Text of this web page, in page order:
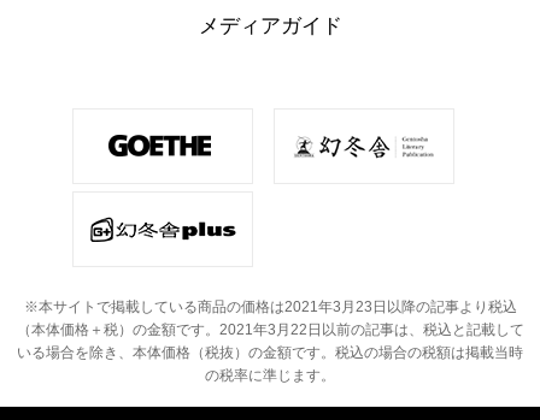
メディアガイド
※本サイトで掲載している商品の価格は2021年3月23日以降の記事より税込
（本体価格＋税）の金額です。 2021年3月22日以前の記事は、税込と記載して
いる場合を除き、本体価格（税抜）の金額です。 税込の場合の税額は掲載当時
の税率に準じます。